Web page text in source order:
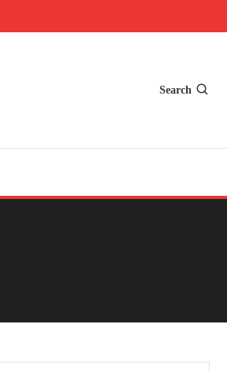
Search